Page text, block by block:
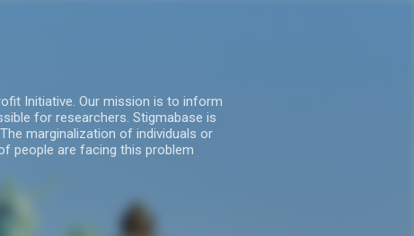
Initiative. Our mission is to inform
for researchers. Stigmabase is
marginalization of individuals or
people are facing this problem